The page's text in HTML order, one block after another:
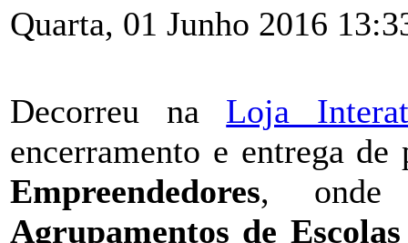
Quarta, 01 Junho 2016
Decorreu na Loja
encerramento e entrega
Empreendedores, onde
Agrupamentos de